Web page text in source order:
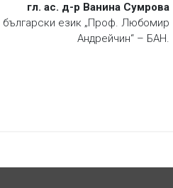
гл. ас. д-р Ванина Сумрова
български език „Проф. Любомир
Андрейчин“ – БАН.